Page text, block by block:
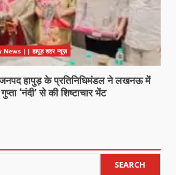
News || हापुड़ शहर न्यूज़
हापुड़ के प्रतिनिधिमंडल ने लखनऊ में
‘नंदी’ से की शिष्टाचार भेंट
SEARCH